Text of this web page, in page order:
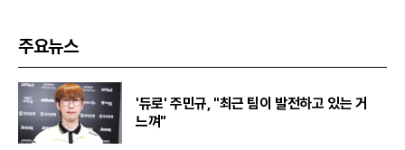
주요뉴스
'듀로' 주민규, "최근 팀이 발전하고 있는 거
느껴"